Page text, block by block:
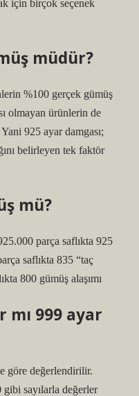
için birçok seçenek
müdür?
%100 gerçek gümüş
olmayan ürünlerin de
925 ayar damgası;
belirleyen tek faktör
mü?
parça saflıkta 925
saflıkta 835 “taç
800 gümüş alaşımı
mı 999 ayar
göre değerlendirilir.
sayılarla değerler